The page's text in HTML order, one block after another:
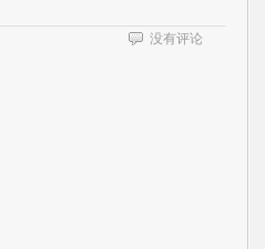
没有评论